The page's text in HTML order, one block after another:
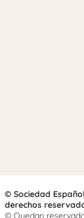
© Sociedad
derechos
© Quedan